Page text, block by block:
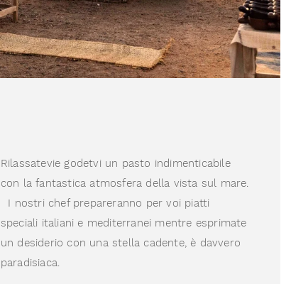
Rilassatevie godetvi un pasto indimenticabile
con la fantastica atmosfera della vista sul mare.
I nostri chef prepareranno per voi piatti
speciali italiani e mediterranei mentre esprimate
un desiderio con una stella cadente, è davvero
paradisiaca.